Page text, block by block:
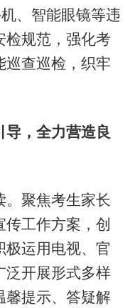
、智能眼镜等违
检规范，强化考
巡查巡检，织牢
导，全力营造良
聚焦考生家长
工作方案，创
极运用电视、官
泛开展形式多样
馨提示、答疑解